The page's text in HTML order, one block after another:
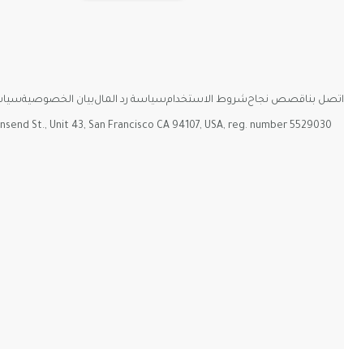
اتصل بناقصص نجاحشروط الاستخدامسياسة رد المالبيان الخصوصية
St., Unit 43, San Francisco CA 94107, USA, reg. number 5529030.